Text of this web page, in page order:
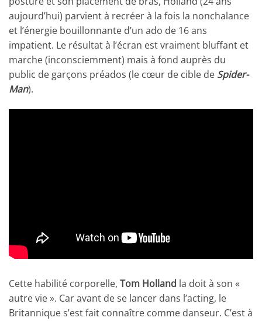
aujourd’hui) parvient à recréer à la fois la nonchalance
et l’énergie bouillonnante d’un ado de 16 ans
impatient. Le résultat à l’écran est vraiment bluffant et
marche (inconsciemment) mais à fond auprès du
public de garçons préados (le cœur de cible de Spider-
Man).
Cette habilité corporelle, Tom Holland la doit à son «
autre vie ». Car avant de se lancer dans l’acting, le
Britannique s’est fait connaître comme danseur. C’est à